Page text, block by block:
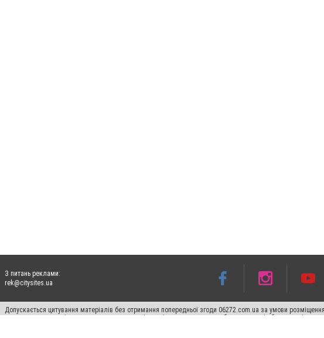
З питань реклами:
rek@citysites.ua
Допускається цитування матеріалів без отримання попередньої згоди 06272.com.ua за умови
пошукових систем гіперпосилання на цитовані статті не нижче другого абзацу в тексті або в якості